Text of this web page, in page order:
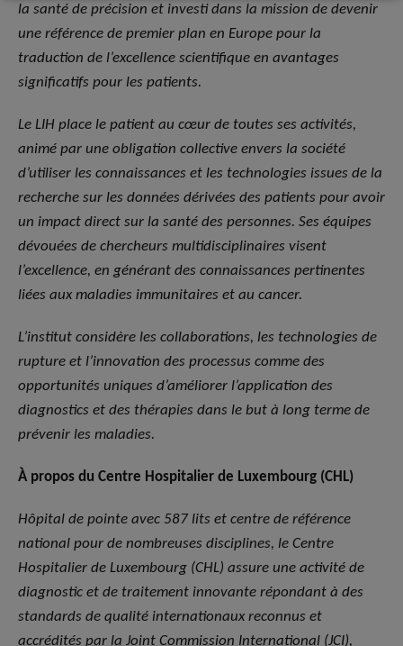
la santé de précision et investi dans la mission de devenir
une référence de premier plan en Europe pour la
traduction de l’excellence scientifique en avantages
significatifs pour les patients.
Le LIH place le patient au cœur de toutes ses activités,
animé par une obligation collective envers la société
d’utiliser les connaissances et les technologies issues de la
recherche sur les données dérivées des patients pour avoir
un impact direct sur la santé des personnes. Ses équipes
dévouées de chercheurs multidisciplinaires visent
l’excellence, en générant des connaissances pertinentes
liées aux maladies immunitaires et au cancer.
L’institut considère les collaborations, les technologies de
rupture et l’innovation des processus comme des
opportunités uniques d’améliorer l’application des
diagnostics et des thérapies dans le but à long terme de
prévenir les maladies.
À propos du Centre Hospitalier de Luxembourg (CHL)
Hôpital de pointe avec 587 lits et centre de référence
national pour de nombreuses disciplines, le Centre
Hospitalier de Luxembourg (CHL) assure une activité de
diagnostic et de traitement innovante répondant à des
standards de qualité internationaux reconnus et
accrédités par la Joint Commission International (JCI),